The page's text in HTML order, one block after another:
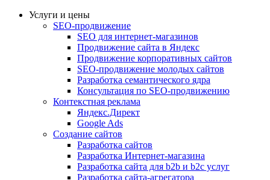
Услуги и цены
SEO-продвижение
SEO для интернет-магазинов
Продвижение сайта в Яндекс
Продвижение корпоративных сайтов
SEO-продвижение молодых сайтов
Разработка семантического ядра
Консультация по SEO-продвижению
Контекстная реклама
Яндекс.Директ
Google Ads
Создание сайтов
Разработка сайтов
Разработка Интернет-магазина
Разработка сайта для b2b и b2c услуг
Разработка сайта-агрегатора